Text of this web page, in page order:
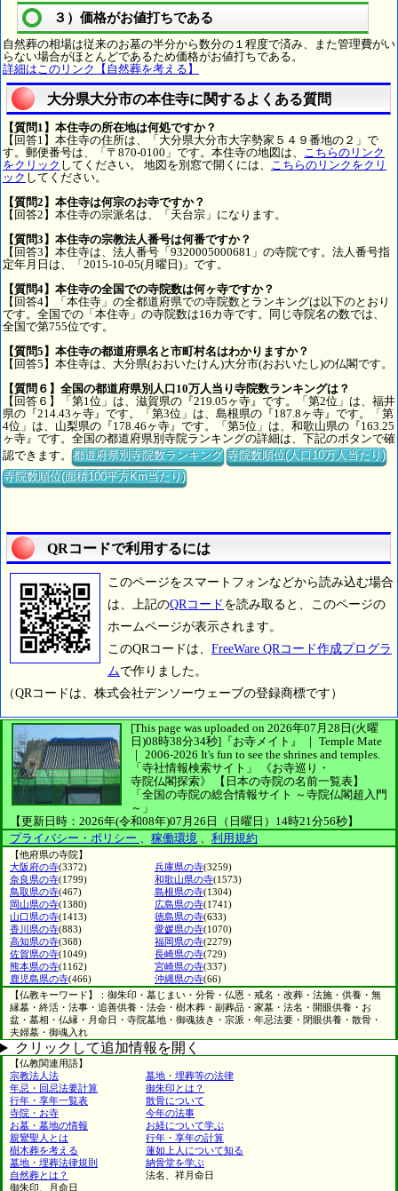
３）価格がお値打ちである
自然葬の相場は従来のお墓の半分から数分の１程度で済み、また管理費がい
らない場合がほとんどであるため価格がお値打ちである。
詳細はこのリンク【自然葬を考える】
大分県大分市の本住寺に関するよくある質問
【質問1】本住寺の所在地は何処ですか？
【回答1】本住寺の住所は、「大分県大分市大字勢家５４９番地の２」で
す。郵便番号は、「〒870-0100」です。本住寺の地図は、 こちらのリンク
をクリック してください。 地図を別窓で開くには、 こちらのリンクをクリ
ック してください。
【質問2】本住寺は何宗のお寺ですか？
【回答2】本住寺の宗派名は、「天台宗」になります。
【質問3】本住寺の宗教法人番号は何番ですか？
【回答3】本住寺は、法人番号「9320005000681」の寺院です。法人番号指
定年月日は、「2015-10-05(月曜日)」です。
【質問4】本住寺の全国での寺院数は何ヶ寺ですか？
【回答4】「本住寺」の全都道府県での寺院数とランキングは以下のとおり
です。全国での「本住寺」の寺院数は16カ寺です。同じ寺院名の数では、
全国で第755位です。
【質問5】本住寺の都道府県名と市町村名はわかりますか？
【回答5】本住寺は、大分県(おおいたけん)大分市(おおいたし)の仏閣です。
【質問６】全国の都道府県別人口10万人当り寺院数ランキングは？
【回答６】「第1位」は、滋賀県の『219.05ヶ寺』です。「第2位」は、福井
県の『214.43ヶ寺』です。「第3位」は、島根県の『187.8ヶ寺』です。「第
4位」は、山梨県の『178.46ヶ寺』です。「第5位」は、和歌山県の『163.25
ヶ寺』です。全国の都道府県別寺院ランキングの詳細は、下記のボタンで確
認できます。都道府県別寺院数ランキング 寺院数順位(人口10万人当たり)
寺院数順位(面積100平方Km当たり)
QRコードで利用するには
このページをスマートフォンなどから読み込む場合
は、上記のQRコード を読み取ると、このページの
ホームページが表示されます。
このQRコードは、 FreeWare QRコード作成プログラ
ムで作りました。
（QRコードは、株式会社デンソーウェーブの登録商標です）
[This page was uploaded on 2026年07月28日(火曜
日)08時38分34秒] 『お寺メイト』 ｜ Temple Mate
｜ 2006-2026 It's fun to see the shrines and temples.
「寺社情報検索サイト」
《お寺巡り・
寺院仏閣探索》
【日本の寺院の名前一覧表】
「全国の寺院の総合情報サイト ～寺院仏閣超入門
～」
【更新日時：2026年(令和08年)07月26日（日曜日）14時21分56秒】
プライバシー・ポリシー 、 稼働環境 、 利用規約
【他府県の寺院】
大阪府の寺(3372) 兵庫県の寺(3259)
奈良県の寺(1799) 和歌山県の寺(1573)
鳥取県の寺(467) 島根県の寺(1304)
岡山県の寺(1380) 広島県の寺(1741)
山口県の寺(1413) 徳島県の寺(633)
香川県の寺(883) 愛媛県の寺(1070)
高知県の寺(368) 福岡県の寺(2279)
佐賀県の寺(1049) 長崎県の寺(729)
熊本県の寺(1162) 宮崎県の寺(337)
鹿児島県の寺(466) 沖縄県の寺(66)
【仏教キーワード】：御朱印・墓じまい・分骨・仏恩・戒名・改葬・法施・供養・無
縁墓・終活・法事・追善供養・法会・樹木葬・副葬品・家墓・法名・開眼供養・お
盆・墓相・仏縁・月命日・寺院墓地・御魂抜き・宗派・年忌法要・閉眼供養・散骨・
夫婦墓・御魂入れ
クリックして追加情報を開く
【仏教関連用語】
宗教法人法
墓地・埋葬等の法律
年忌・回忌法要計算
御朱印とは？
行年・享年一覧表
散骨について
寺院・お寺
今年の法事
お墓・墓地の情報
お経について学ぶ
親鸞聖人とは
行年・享年の計算
樹木葬を考える
蓮如上人について知る
墓地・埋葬法律規則
納骨堂を学ぶ
自然葬とは？
法名、祥月命日
御朱印、月命日